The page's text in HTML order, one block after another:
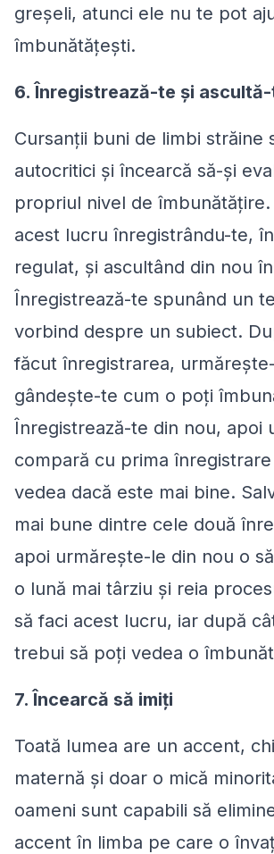
greșeli, atunci ele nu te pot
îmbunătățești.
6. Înregistrează-te și
Cursanții buni de limbi străine
autocritici și încearcă să-și
propriul nivel de
acest lucru înregistrându-te,
regulat, și ascultând din nou
Înregistrează-te spunând un
vorbind despre un subiect.
făcut înregistrarea,
gândește-te cum o poți
Înregistrează-te din nou, apoi
compară cu prima
vedea dacă este mai bine.
mai bune dintre cele două
apoi urmărește-le din nou o
o lună mai târziu și reia
să faci acest lucru, iar după
trebui să poți vedea o
7. Încearcă să imiți
Toată lumea are un accent,
maternă și doar o mică
oameni sunt capabili să
accent în limba pe care o